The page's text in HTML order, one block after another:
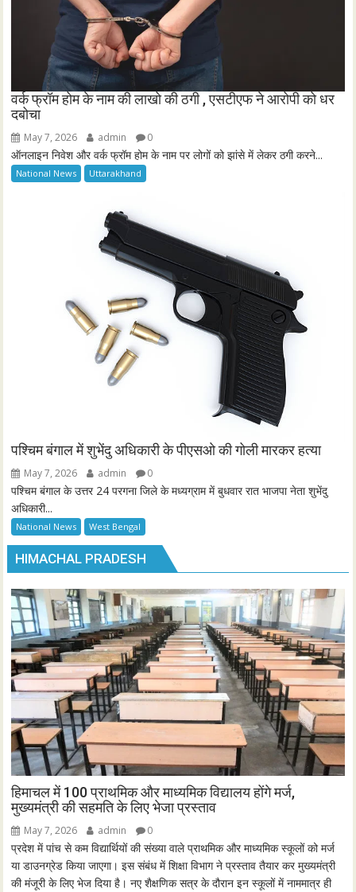
वर्क फ्रॉम होम के नाम की लाखो की ठगी , एसटीएफ ने आरोपी को धर
दबोचा
May 7, 2026 admin 0
ऑनलाइन निवेश और वर्क फ्रॉम होम के नाम पर लोगों को झांसे में लेकर ठगी करने...
National News Uttarakhand
पश्चिम बंगाल में शुभेंदु अधिकारी के पीएसओ की गोली मारकर हत्या
May 7, 2026 admin 0
पश्चिम बंगाल के उत्तर 24 परगना जिले के मध्यग्राम में बुधवार रात भाजपा नेता शुभेंदु
अधिकारी...
National News West Bengal
HIMACHAL PRADESH
हिमाचल में 100 प्राथमिक और माध्यमिक विद्यालय होंगे मर्ज,
मुख्यमंत्री की सहमति के लिए भेजा प्रस्ताव
May 7, 2026 admin 0
प्रदेश में पांच से कम विद्यार्थियों की संख्या वाले प्राथमिक और माध्यमिक स्कूलों को मर्ज
या डाउनग्रेड किया जाएगा। इस संबंध में शिक्षा विभाग ने प्रस्ताव तैयार कर मुख्यमंत्री
की मंजूरी के लिए भेज दिया है। नए शैक्षणिक सत्र के दौरान इन स्कूलों में नाममात्र ही